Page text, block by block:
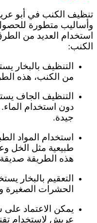
تنظيف الكنب في أبو
وأساليب متطورة
استخدام العديد من
الكنب:
التنظيف بالبخار
من الكنب، هذه
التنظيف الجاف
دون استخدام
جيدة.
استخدام المواد
طبيعية مثل الخل
هذه الطريقة صديقة
التعقيم بالبخار
الحشرات الصغيرة
يمكن الاعتماد
عريش لاستخدام